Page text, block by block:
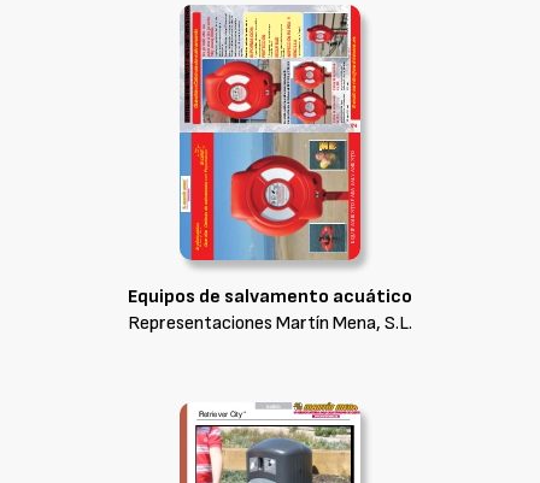
Equipos de salvamento acuático
Representaciones Martín Mena, S.L.